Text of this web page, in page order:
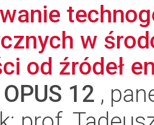
w
od źródeł
OPUS 12 ,